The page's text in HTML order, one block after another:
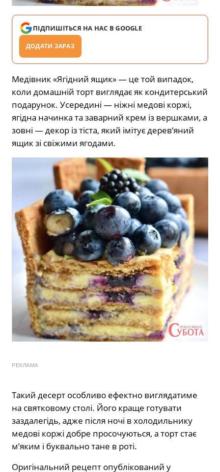
ПІДПИШІТЬСЯ НА НАС В GOOGLE
ДОДАТИ ЗАРАЗ
Медівник «Ягідний ящик» — це той випадок,
коли домашній торт виглядає як кондитерський
подарунок. Усередині — ніжні медові коржі,
ягідна начинка та заварний крем із вершками, а
зовні — декор із тіста, який імітує дерев’яний
ящик зі свіжими ягодами.
РЕКЛАМА
Такий десерт особливо ефектно виглядатиме
на святковому столі. Його краще готувати
заздалегідь, адже після ночі в холодильнику
медові коржі добре просочуються, а торт стає
м’яким і буквально тане в роті.
Оригінальний рецепт опублікований у